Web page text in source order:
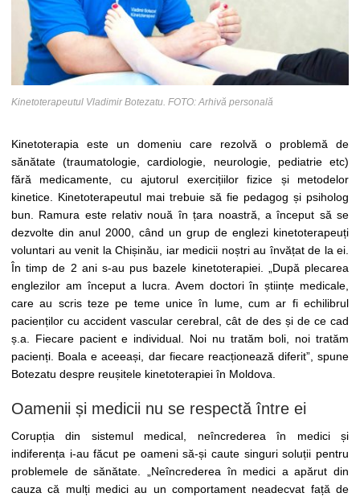
Kinetoterapeutul Vladimir Botezatu. FOTO: Arhivă personală
Kinetoterapia este un domeniu care rezolvă o problemă de
sănătate (traumatologie, cardiologie, neurologie, pediatrie etc)
fără medicamente, cu ajutorul exercițiilor fizice și metodelor
kinetice. Kinetoterapeutul mai trebuie să fie pedagog și psiholog
bun. Ramura este relativ nouă în țara noastră, a început să se
dezvolte din anul 2000, când un grup de englezi kinetoterapeuți
voluntari au venit la Chișinău, iar medicii noștri au învățat de la ei.
În timp de 2 ani s-au pus bazele kinetoterapiei. „După plecarea
englezilor am început a lucra. Avem doctori în științe medicale,
care au scris teze pe teme unice în lume, cum ar fi echilibrul
pacienților cu accident vascular cerebral, cât de des și de ce cad
ș.a. Fiecare pacient e individual. Noi nu tratăm boli, noi tratăm
pacienți. Boala e aceeași, dar fiecare reacționează diferit”, spune
Botezatu despre reușitele kinetoterapiei în Moldova.
Oamenii și medicii nu se respectă între ei
Corupția din sistemul medical, neîncrederea în medici și
indiferența i-au făcut pe oameni să-și caute singuri soluții pentru
problemele de sănătate. „Neîncrederea în medici a apărut din
cauza că mulți medici au un comportament neadecvat față de